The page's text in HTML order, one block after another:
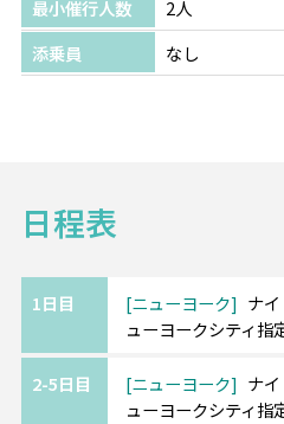
最小催行人数
2人
添乗員
なし
日程表
1日目 ニューヨーク
ナ
ューヨークシティ指
2-5日目 ニューヨーク
ナ
ューヨークシティ指